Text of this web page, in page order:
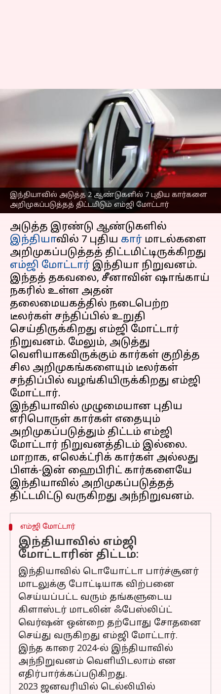
இந்தியாவில் அடுத்த 2 ஆண்டுகளில் 7 புதிய கார்களை
அறிமுகப்படுத்தத் திட்டமிடும் எம்ஜி மோட்டார்
இந்தியாவில் அடுத்த 2
ஆண்டுகளில் 7 புதிய
கார்களை
அறிமுகப்படுத்தத்
திட்டமிடும் எம்ஜி மோட்டார்
எழுதியவர் Prasanna Venkatesh Dec 31, 2023 11:15 am
செய்தி முன்னோட்டம்
அடுத்த இரண்டு ஆண்டுகளில்
இந்தியாவில் 7 புதிய கார் மாடல்களை
அறிமுகப்படுத்தத் திட்டமிட்டிருக்கிறது
எம்ஜி மோட்டார் இந்தியா நிறுவனம்.
இந்தத் தகவலை, சீனாவின் ஷாங்காய்
நகரில் உள்ள அதன்
தலைமையகத்தில் நடைபெற்ற
டீலர்கள் சந்திப்பில் உறுதி
செய்திருக்கிறது எம்ஜி மோட்டார்
நிறுவனம். மேலும், அடுத்து
வெளியாகவிருக்கும் கார்கள் குறித்த
சில அறிமுகங்களையும் டீலர்கள்
சந்திப்பில் வழங்கியிருக்கிறது எம்ஜி
மோட்டார்.
இந்தியாவில் முழுமையான புதிய
எரிபொருள் கார்கள் எதையும்
அறிமுகப்படுத்தும் திட்டம் எம்ஜி
மோட்டார் நிறுவனத்திடம் இல்லை.
மாறாக, எலெக்ட்ரிக் கார்கள் அல்லது
பிளக்-இன் ஹைபிரிட் கார்களையே
இந்தியாவில் அறிமுகப்படுத்தத்
எம்ஜி மோட்டார்
இந்தியாவில் எம்ஜி
மோட்டாரின் திட்டம்:
இந்தியாவில் டொயோட்டா பார்ச்சூனர்
மாடலுக்கு போட்டியாக விற்பனை
செய்யப்பட்ட வரும் தங்களுடைய
கிளாஸ்டர் மாடலின் ஃபேஸ்லிப்ட்
வெர்ஷன் ஒன்றை தற்போது சோதனை
செய்து வருகிறது எம்ஜி மோட்டார்.
இந்த காரை 2024-ல் இந்தியாவில்
அந்நிறுவனம் வெளியிடலாம் என
எதிர்பார்க்கப்படுகிறது.
2023 ஜனவரியில் டெல்லியில்